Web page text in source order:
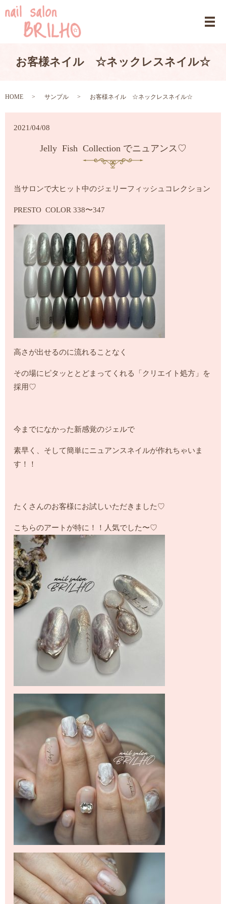
お客様ネイル ☆ネックレスネイル☆
HOME サンプル お客様ネイル ☆ネックレスネイル☆
2021/04/08
Jelly Fish Collection でニュアンス♡
当サロンで大ヒット中のジェリーフィッシュコレクション
PRESTO COLOR 338〜347
高さが出せるのに流れることなく
その場にピタッととどまってくれる「クリエイト処方」を
採用♡
今までになかった新感覚のジェルで
素早く、そして簡単にニュアンスネイルが作れちゃいま
す！！
たくさんのお客様にお試しいただきました♡
こちらのアートが特に！！人気でした〜♡